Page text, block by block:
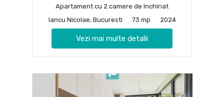
Apartament cu 2 camere de închiriat
Iancu Nicolae, Bucuresti
73 mp 2024
Vezi mai multe detalii